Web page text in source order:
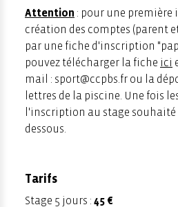
Attention : pour une
création des comptes (parent
par une fiche d'inscription
pouvez télécharger la fiche ici
mail : sport@ccpbs.fr ou la
lettres de la piscine. Une fois
l'inscription au stage souhaité
dessous.
Tarifs
Stage 5 jours : 45 €